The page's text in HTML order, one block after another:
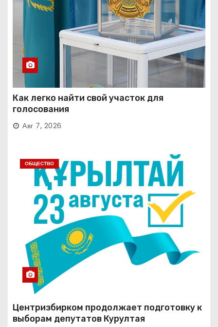
Как легко найти свой участок для
голосования
Авг 7, 2026
ОБЩЕСТВО
Центризбирком продолжает подготовку к
выборам депутатов Курултая